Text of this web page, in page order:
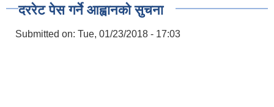
दररेट पेस गर्ने आह्वानको सुचना
Submitted on: Tue, 01/23/2018 - 17:03